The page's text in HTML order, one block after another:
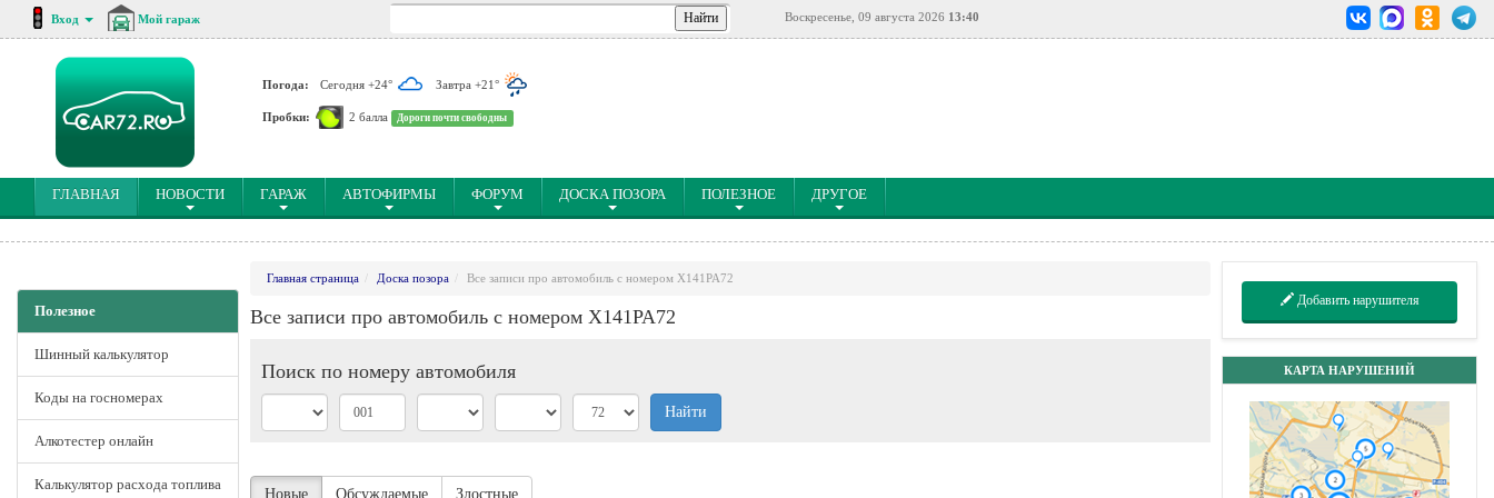
Вход Мой гараж Воскресенье, 09 августа 2026 13:40
Погода: Сегодня +24° Завтра +21°
Пробки: 2 балла Дороги почти свободны
ГЛАВНАЯ(CURRENT)
НОВОСТИ ГАРАЖ АВТОФИРМЫ ФОРУМ ДОСКА ПОЗОРА ПОЛЕЗНОЕ ДРУГОЕ
Полезное
Шинный калькулятор
Коды на госномерах
Алкотестер онлайн
Калькулятор расхода топлива
Добавить нарушителя
КАРТА НАРУШЕНИЙ
Главная страница Доска позора Все записи про автомобиль с номером X141PA72
Все записи про автомобиль с номером X141PA72
Поиск по номеру автомобиля
Найти
Новые Обсуждаемые Злостные